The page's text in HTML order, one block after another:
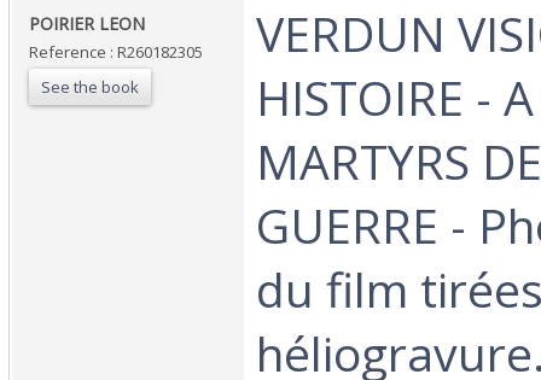
‎POIRIER LEON‎
Reference : R260182305
See the book
‎VERDUN
HISTOIRE -
MARTYRS
GUERRE -
du film